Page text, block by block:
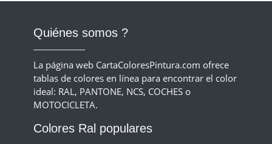
Quiénes somos ?
La página web CartaColoresPintura.com ofrece
tablas de colores en línea para encontrar el color
ideal: RAL, PANTONE, NCS, COCHES o
MOTOCICLETA.
Colores Ral populares